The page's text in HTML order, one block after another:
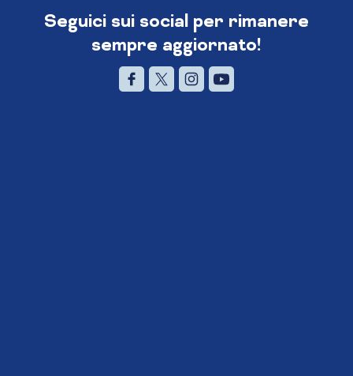
Seguici sui social per rimanere
sempre aggiornato!